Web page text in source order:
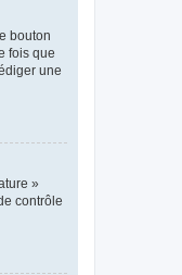
bouton
fois que
une
»
contrôle